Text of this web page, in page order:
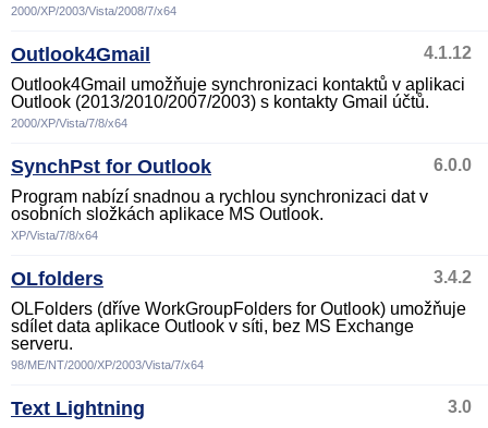
2000/XP/2003/Vista/2008/7/x64
Outlook4Gmail
4.1.12
Outlook4Gmail umožňuje synchronizaci kontaktů v aplikaci
Outlook (2013/2010/2007/2003) s kontakty Gmail účtů.
2000/XP/Vista/7/8/x64
SynchPst for Outlook
6.0.0
Program nabízí snadnou a rychlou synchronizaci dat v
osobních složkách aplikace MS Outlook.
XP/Vista/7/8/x64
OLfolders
3.4.2
OLFolders (dříve WorkGroupFolders for Outlook) umožňuje
sdílet data aplikace Outlook v síti, bez MS Exchange
serveru.
98/ME/NT/2000/XP/2003/Vista/7/x64
Text Lightning
3.0